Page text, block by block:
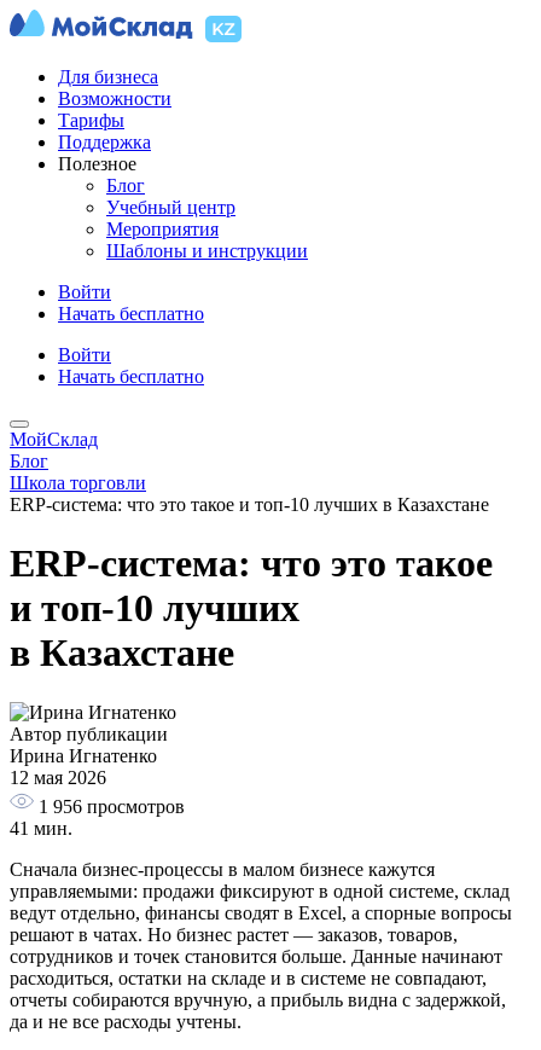
Для бизнеса
Возможности
Тарифы
Поддержка
Полезное
Блог
Учебный центр
Мероприятия
Шаблоны и инструкции
Войти
Начать бесплатно
Войти
Начать бесплатно
МойСклад
Блог
Школа торговли
ERP-система: что это такое и топ-10 лучших в Казахстане
ERP-система: что это такое
и топ-10 лучших
в Казахстане
Автор публикации
Ирина Игнатенко
12 мая 2026
1 956 просмотров
41 мин.
Сначала бизнес-процессы в малом бизнесе кажутся
управляемыми: продажи фиксируют в одной системе, склад
ведут отдельно, финансы сводят в Excel, а спорные вопросы
решают в чатах. Но бизнес растет — заказов, товаров,
сотрудников и точек становится больше. Данные начинают
расходиться, остатки на складе и в системе не совпадают,
отчеты собираются вручную, а прибыль видна с задержкой,
да и не все расходы учтены.